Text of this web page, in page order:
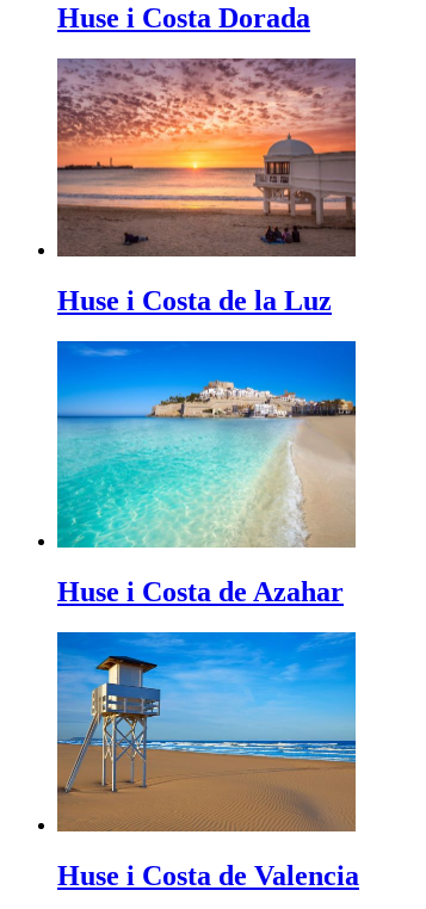
Huse i Costa Dorada
Huse i Costa de la Luz
Huse i Costa de Azahar
Huse i Costa de Valencia